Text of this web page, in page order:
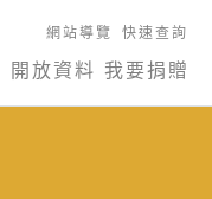
網站導覽 快速查詢
開放資料 我要捐贈